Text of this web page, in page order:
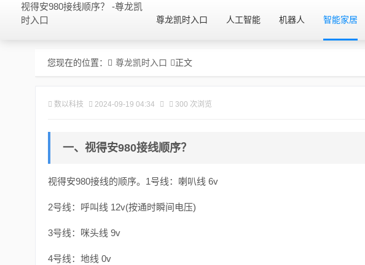
视得安980接线顺序？ -尊龙凯
时入口
尊龙凯时入口 人工智能 机器人 智能家居
您现在的位置： 尊龙凯时入口 正文
数以科技 2024-09-19 04:34 300 次浏览
一、视得安980接线顺序？
视得安980接线的顺序。1号线：喇叭线 6v
2号线：呼叫线 12v(按通时瞬间电压)
3号线：咪头线 9v
4号线：地线 0v